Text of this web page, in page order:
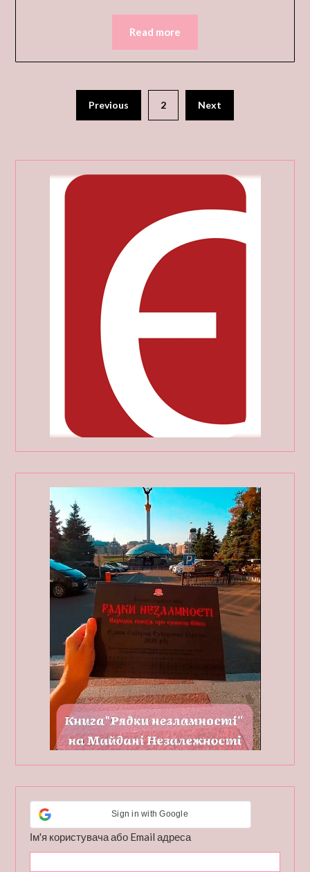
Read more
Previous 2 Next
Sign in with Google
Ім'я користувача або Email адреса